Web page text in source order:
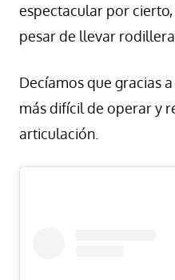
espectacular por
pesar de llevar
Decíamos que gracias
más difícil de operar y
articulación.